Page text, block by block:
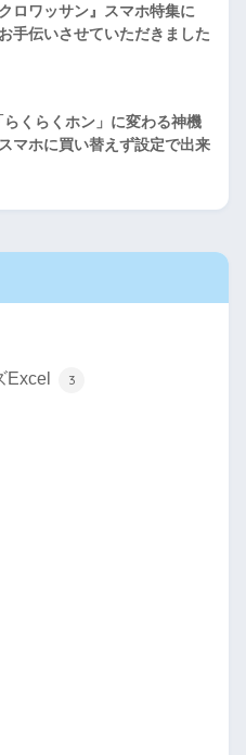
ロワッサン』スマホ特集に
手伝いさせていただきました
くらくホン」に変わる神機
マホに買い替えず設定で出来
Excel 3